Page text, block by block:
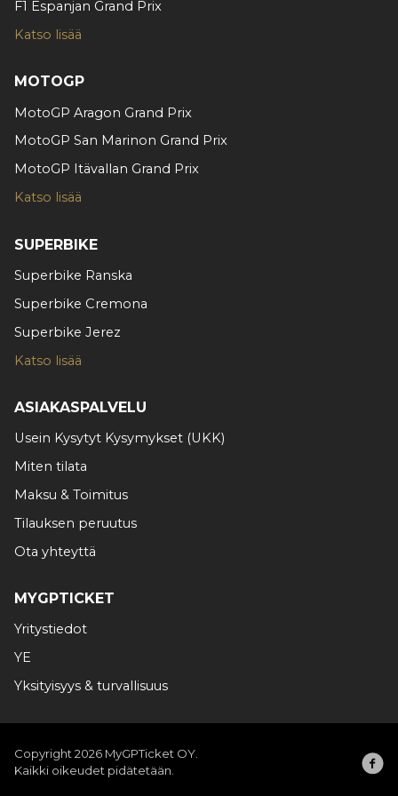
tietoja muihin tietoihin, joita olet antanut heille tai joita on
kerätty, kun olet käyttänyt heidän palvelujaan.
F1 Espanjan Grand Prix
Katso lisää
MOTOGP
MotoGP Aragon Grand Prix
MotoGP San Marinon Grand Prix
MotoGP Itävallan Grand Prix
Katso lisää
SUPERBIKE
Superbike Ranska
Superbike Cremona
Superbike Jerez
Katso lisää
ASIAKASPALVELU
Usein Kysytyt Kysymykset (UKK)
Miten tilata
Maksu & Toimitus
Tilauksen peruutus
Ota yhteyttä
MYGPTICKET
Yritystiedot
YE
Yksityisyys & turvallisuus
Copyright 2026 MyGPTicket OY.
Kaikki oikeudet pidätetään.